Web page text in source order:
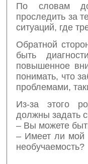
По словам
проследить за
ситуаций, где
Обратной
быть
повышенное
понимать, что
проблемами,
Из-за этого
должны задать
– Вы можете
– Имеет ли мой
необучаемость?